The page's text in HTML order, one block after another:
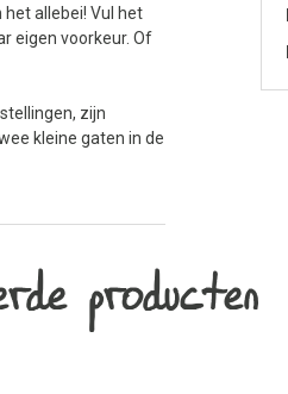
allebei! Vul het
eigen voorkeur. Of
zijn
kleine gaten in de
producten